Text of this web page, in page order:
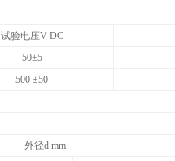
试验电压V-DC
50±5
500 ±50
外径d mm